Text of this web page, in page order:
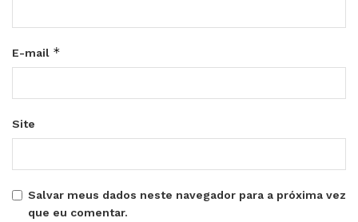
E-mail *
Site
Salvar meus dados neste navegador para a próxima vez
que eu comentar.